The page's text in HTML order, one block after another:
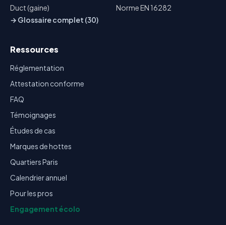
Duct (gaine)
Norme EN 16282
→ Glossaire complet (30)
Ressources
Réglementation
Attestation conforme
FAQ
Témoignages
Études de cas
Marques de hottes
Quartiers Paris
Calendrier annuel
Pour les pros
Engagement écolo